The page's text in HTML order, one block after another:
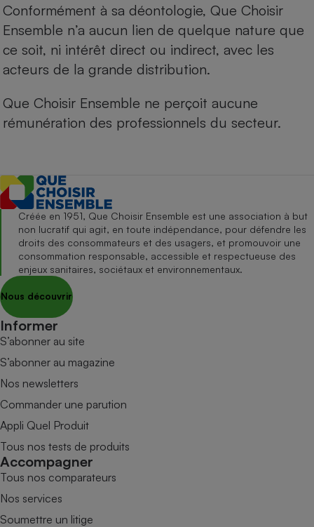
Conformément à sa déontologie, Que Choisir
Ensemble n’a aucun lien de quelque nature que
ce soit, ni intérêt direct ou indirect, avec les
acteurs de la grande distribution.
Que Choisir Ensemble ne perçoit aucune
rémunération des professionnels du secteur.
Créée en 1951, Que Choisir Ensemble est une association à but
non lucratif qui agit, en toute indépendance, pour défendre les
droits des consommateurs et des usagers, et promouvoir une
consommation responsable, accessible et respectueuse des
enjeux sanitaires, sociétaux et environnementaux.
Nous découvrir
Informer
S’abonner au site
S’abonner au magazine
Nos newsletters
Commander une parution
Appli Quel Produit
Tous nos tests de produits
Accompagner
Tous nos comparateurs
Nos services
Soumettre un litige